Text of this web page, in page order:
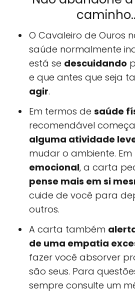
O Cavaleiro de Ouros
saúde normalmente
está se descuidando
e que antes que seja
agir.
Em termos de saúde
recomendável
alguma atividade
mudar o ambiente.
emocional, a carta
pense mais em si
cuide de você para
outros.
A carta também
de uma empatia
fazer você absorver
são seus. Para
sempre consulte um